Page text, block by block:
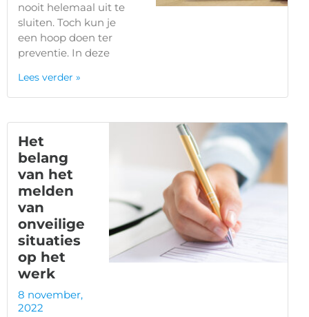
nooit helemaal uit te
sluiten. Toch kun je
een hoop doen ter
preventie. In deze
Lees verder »
Het
belang
van het
melden
van
onveilige
situaties
op het
werk
8 november,
2022